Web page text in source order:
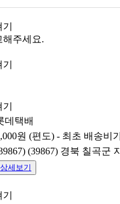
해주세요.
데택배
원 (편도) - 최초 배송비
(39867) 경북 칠곡군
상세보기